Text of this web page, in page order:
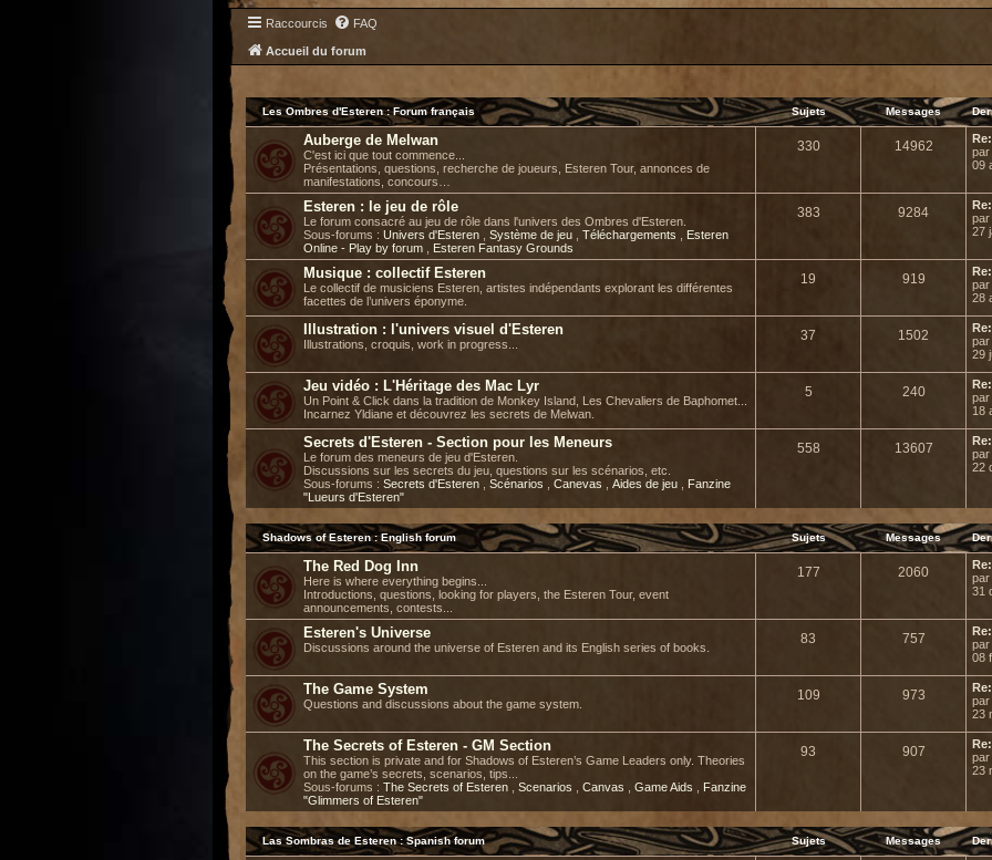
Raccourcis FAQ
Accueil du forum
Les Ombres d'Esteren : Forum français Sujets Messages
Auberge de Melwan
C'est ici que tout commence...
Présentations, questions, recherche de joueurs, Esteren Tour, annonces de
manifestations, concours…
330 14962
par
09
Esteren : le jeu de rôle
Le forum consacré au jeu de rôle dans l'univers des Ombres d'Esteren.
Sous-forums : Univers d'Esteren Système de jeu Téléchargements
Esteren
Online - Play by forum
Esteren Fantasy Grounds
383 9284
par
27
Musique : collectif Esteren
Le collectif de musiciens Esteren, artistes indépendants explorant les différentes
facettes de l’univers éponyme.
19 919
par
28
Illustration : l'univers visuel d'Esteren
Illustrations, croquis, work in progress...
37 1502
par
29
Jeu vidéo : L'Héritage des Mac Lyr
Un Point & Click dans la tradition de Monkey Island, Les Chevaliers de Baphomet...
Incarnez Yldiane et découvrez les secrets de Melwan.
5 240
par
18
Secrets d'Esteren - Section pour les Meneurs
Le forum des meneurs de jeu d'Esteren.
Discussions sur les secrets du jeu, questions sur les scénarios, etc.
Sous-forums : Secrets d'Esteren Scénarios Canevas Aides de jeu
Fanzine
"Lueurs d'Esteren"
558 13607
par
22
Shadows of Esteren : English forum Sujets Messages
The Red Dog Inn
Here is where everything begins...
Introductions, questions, looking for players, the Esteren Tour, event
announcements, contests...
177 2060
par
31
Esteren's Universe
Discussions around the universe of Esteren and its English series of books.
83 757
par
08
The Game System
Questions and discussions about the game system.
109 973
par
23
The Secrets of Esteren - GM Section
This section is private and for Shadows of Esteren’s Game Leaders only. Theories
on the game’s secrets, scenarios, tips...
Sous-forums : The Secrets of Esteren Scenarios Canvas Game Aids
Fanzine
"Glimmers of Esteren"
93 907
par
23
Las Sombras de Esteren : Spanish forum Sujets Messages